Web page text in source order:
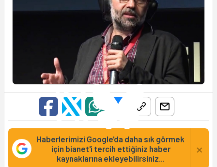
Haberlerimizi Google'da daha sık görmek
için bianet'i tercih ettiğiniz haber
kaynaklarına ekleyebilirsiniz...
×